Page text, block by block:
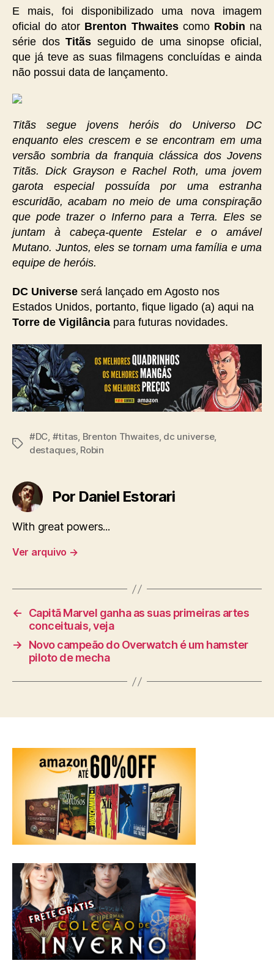
E mais, foi disponibilizado uma nova imagem
oficial do ator Brenton Thwaites como Robin na
série dosTitãs seguido de uma sinopse oficial,
que já teve as suas filmagens concluídas e ainda
não possui data de lançamento.
Titãs segue jovens heróis do Universo DC
enquanto eles crescem e se encontram em uma
versão sombria da franquia clássica dos Jovens
Titãs. Dick Grayson e Rachel Roth, uma jovem
garota especial possuída por uma estranha
escuridão, acabam no meio de uma conspiração
que pode trazer o Inferno para a Terra. Eles se
juntam à cabeça-quente Estelar e o amável
Mutano. Juntos, eles se tornam uma família e uma
equipe de heróis.
DC Universe será lançado em Agosto nos
Estados Unidos, portanto, fique ligado (a) aqui na
Torre de Vigilância para futuras novidades.
Tags
#DC, #titas, Brenton Thwaites, dc universe,
destaques, Robin
Por Daniel Estorari
With great powers...
Ver arquivo →
←
Capitã Marvel ganha as suas primeiras artes
conceituais, veja
→
Novo campeão do Overwatch é um hamster
piloto de mecha